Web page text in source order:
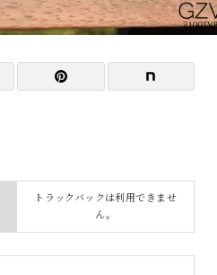
トラックバックは利用できませ
ん。